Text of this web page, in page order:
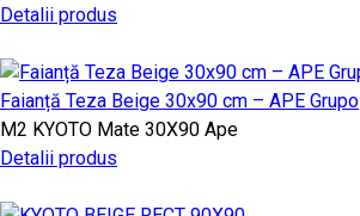
Detalii produs
Faianță Teza Beige 30x90 cm – APE Grupo
M2 KYOTO Mate 30X90 Ape
Detalii produs